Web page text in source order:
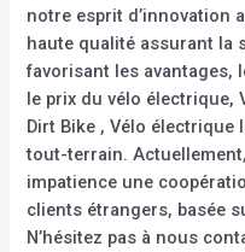
notre esprit d’innovation
haute qualité assurant la
favorisant les avantages,
le prix du vélo électrique,
Dirt Bike , Vélo électrique
tout-terrain.
impatience une
clients étrangers, basée
N’hésitez pas à nous